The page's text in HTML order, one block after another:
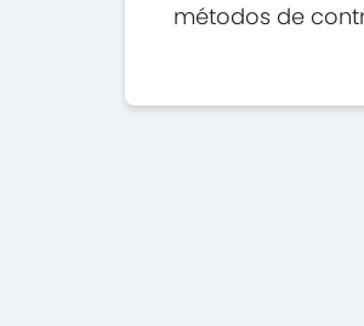
métodos de